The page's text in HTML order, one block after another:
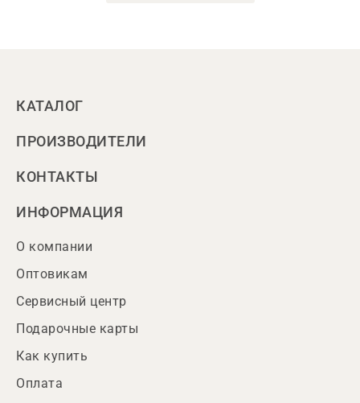
КАТАЛОГ
ПРОИЗВОДИТЕЛИ
КОНТАКТЫ
ИНФОРМАЦИЯ
О компании
Оптовикам
Сервисный центр
Подарочные карты
Как купить
Оплата